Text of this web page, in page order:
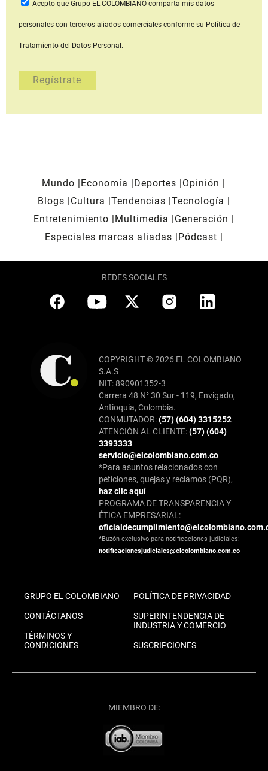
Acepto que Grupo EL COLOMBIANOcomparta mis datos
personales con terceros aliados comerciales conforme su Política de
Tratamiento del Datos Personal.
Mundo Economía Deportes
Opinión
Blogs
Cultura Tendencias Tecnología
Entretenimiento
Multimedia
Generación
Especiales marcas aliadas
Pódcast
REDES SOCIALES
COPYRIGHT © 2026 EL COLOMBIANO
S.A.S
NIT: 890901352-3
Carrera 48 N° 30 Sur - 119, Envigado,
Antioquia, Colombia.
CONMUTADOR:(57) (604) 3315252
ATENCIÓN AL CLIENTE:(57) (604)
3393333
servicio@elcolombiano.com.co
*Para asuntos relacionados con
peticiones, quejas y reclamos (PQR),
haz clic aquí
PROGRAMA DE TRANSPARENCIA Y
ÉTICA EMPRESARIAL:
*Buzón exclusivo para notificaciones judiciales:
notificacionesjudiciales@elcolombiano.com.co
GRUPO EL COLOMBIANO
CONTÁCTANOS
TÉRMINOS Y
CONDICIONES
POLÍTICA DE PRIVACIDAD
SUPERINTENDENCIA DE
INDUSTRIA Y COMERCIO
SUSCRIPCIONES
MIEMBRO DE: